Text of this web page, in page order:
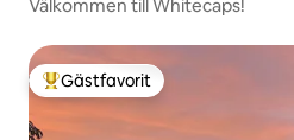
Välkommen till Whitecaps!
Populär gästfavorit
Gästfavorit